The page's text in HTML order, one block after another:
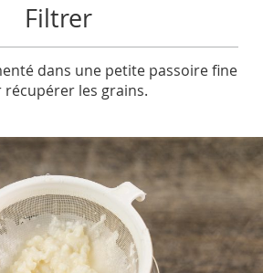
Filtrer
dans une petite passoire fine
récupérer les grains.